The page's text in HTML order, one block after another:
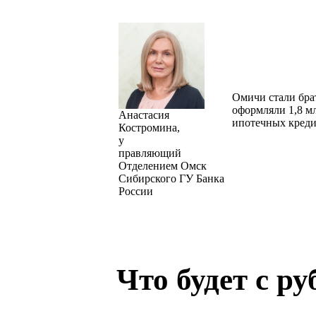
Анастасия
Костромина,
у
правляющий
Отделением Омск
Сибирского ГУ Банка
России
Омичи стали
оформляли 1,8
ипотечных
Что будет с